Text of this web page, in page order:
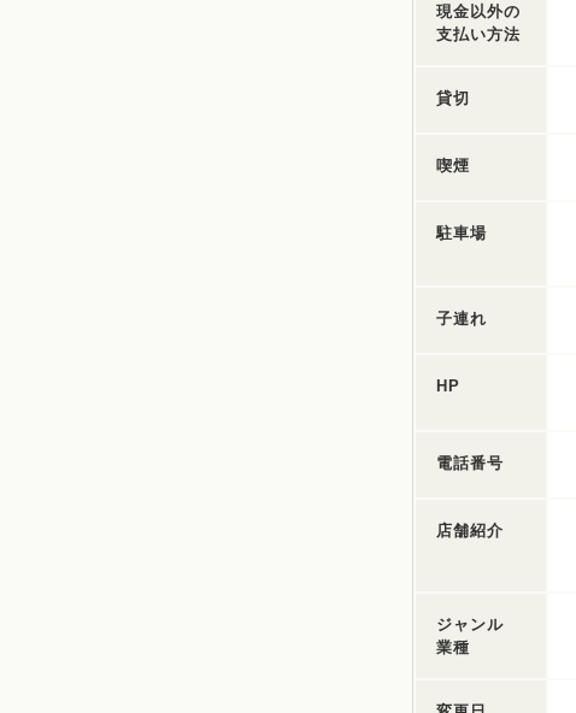
現金以外の
支払い方法
貸切
喫煙
駐車場
子連れ
HP
電話番号
店舗紹介
ジャンル
業種